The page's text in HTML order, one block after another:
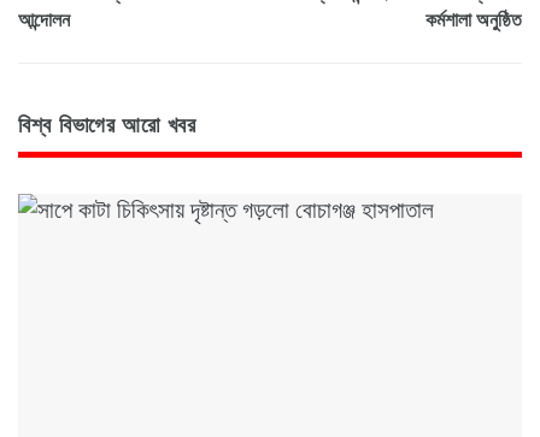
আন্দোলন
কর্মশালা অনুষ্ঠিত
বিশ্ব বিভাগের আরো খবর